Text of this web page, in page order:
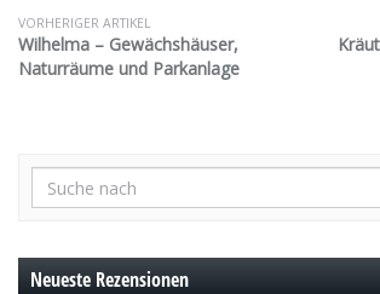
VORHERIGER ARTIKEL
Wilhelma – Gewächshäuser,
Naturräume und Parkanlage
Neueste Rezensionen